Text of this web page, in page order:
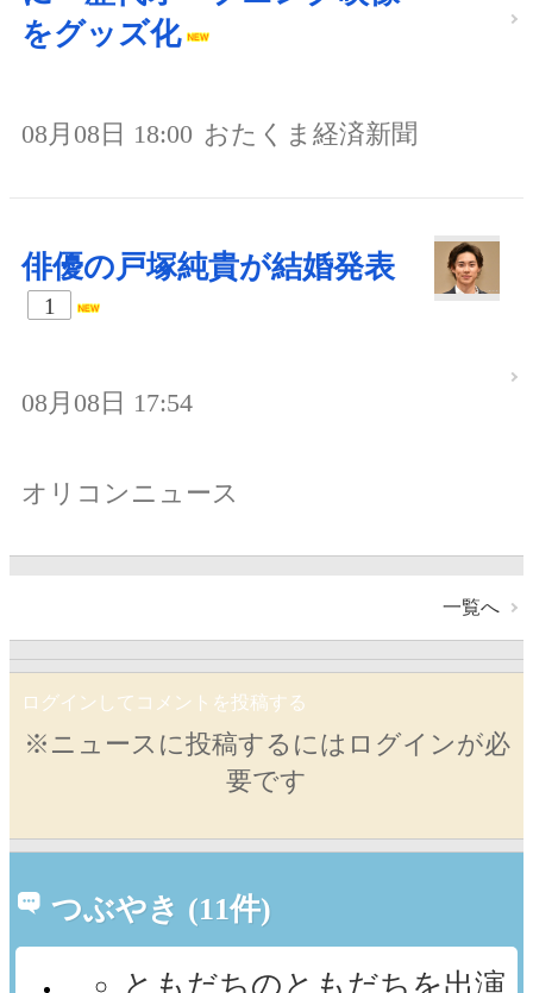
をグッズ化
08月08日 18:00 おたくま経済新聞
俳優の戸塚純貴が結婚発表
1
08月08日 17:54
オリコンニュース
一覧へ
ログインしてコメントを投稿する
※ニュースに投稿するにはログインが必
要です
つぶやき (11件)
ともだちのともだちを出演